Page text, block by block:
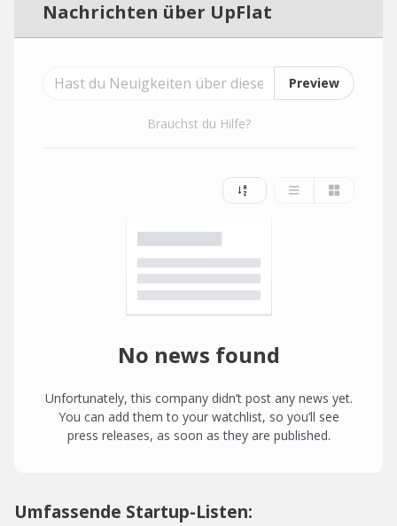
Nachrichten über UpFlat
Preview
Brauchst du Hilfe?
No news found
Unfortunately, this company didn’t post any news yet.
You can add them to your watchlist, so you’ll see
press releases, as soon as they are published.
Umfassende Startup-Listen: